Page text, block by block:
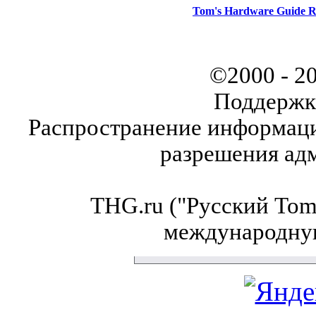
Tom's Hardware Guide
©2000 -
Распространение
разрешения
THG.ru ("Русский